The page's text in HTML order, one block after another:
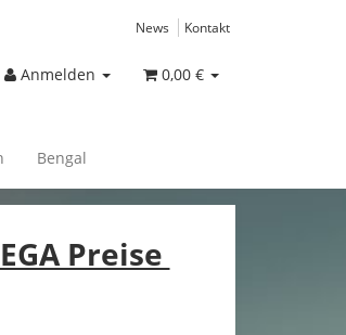
News Kontakt
Anmelden 0,00 €
Bengal
Preise